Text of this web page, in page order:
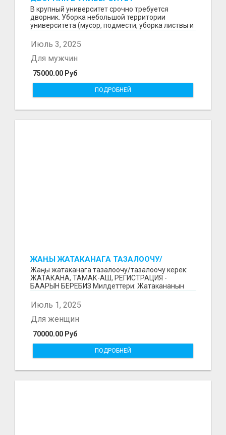
В крупный университет срочно требуется
дворник. Уборка небольшой территории
университета (мусор, подмести, уборка листвы и
Июль 3, 2025
75000.00 Руб
Для мужчин
ПОДРОБНЕЙ
ЖАҢЫ ЖАТАКАНАГА ТАЗАЛООЧУ/
ТАЗАЛООЧУ КЕРЕК
Жаңы жатаканага тазалоочу/тазалоочу керек:
ЖАТАКАНА, ТАМАК-АШ, РЕГИСТРАЦИЯ -
БААРЫН БЕРЕБИЗ Милдеттери: Жатакананын
тазалыгын колдоо; Жатака...
Июль 1, 2025
70000.00 Руб
Для женщин
ПОДРОБНЕЙ